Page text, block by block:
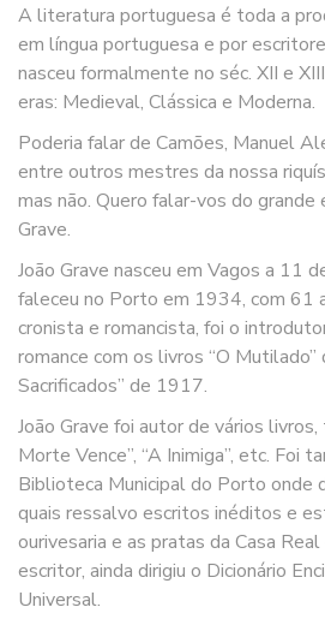
A literatura portuguesa é toda a
em língua portuguesa e por
nasceu formalmente no séc. XII e
eras: Medieval, Clássica e Moderna.
Poderia falar de Camões, Manuel
entre outros mestres da nossa
mas não. Quero falar-vos do grande
Grave.
João Grave nasceu em Vagos a 11
faleceu no Porto em 1934, com 61
cronista e romancista, foi o
romance com os livros “O
Sacrificados” de 1917.
João Grave foi autor de vários livros,
Morte Vence”, “A Inimiga”, etc. Foi
Biblioteca Municipal do Porto onde
quais ressalvo escritos inéditos e
ourivesaria e as pratas da Casa
escritor, ainda dirigiu o Dicionário
Universal.